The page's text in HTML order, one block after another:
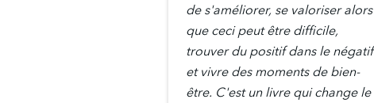
de s'améliorer, se valoriser alors
que ceci peut être difficile,
trouver du positif dans le négatif
et vivre des moments de bien-
être. C'est un livre qui change le